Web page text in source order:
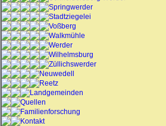
Springwerder
Stadtziegelei
Voßberg
Walkmühle
Werder
Wilhelmsburg
Züllichswerder
Neuwedell
Reetz
Landgemeinden
Quellen
Familienforschung
Kontakt